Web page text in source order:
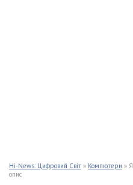
Hi-News: Цифровий Світ » Компютери »
опис